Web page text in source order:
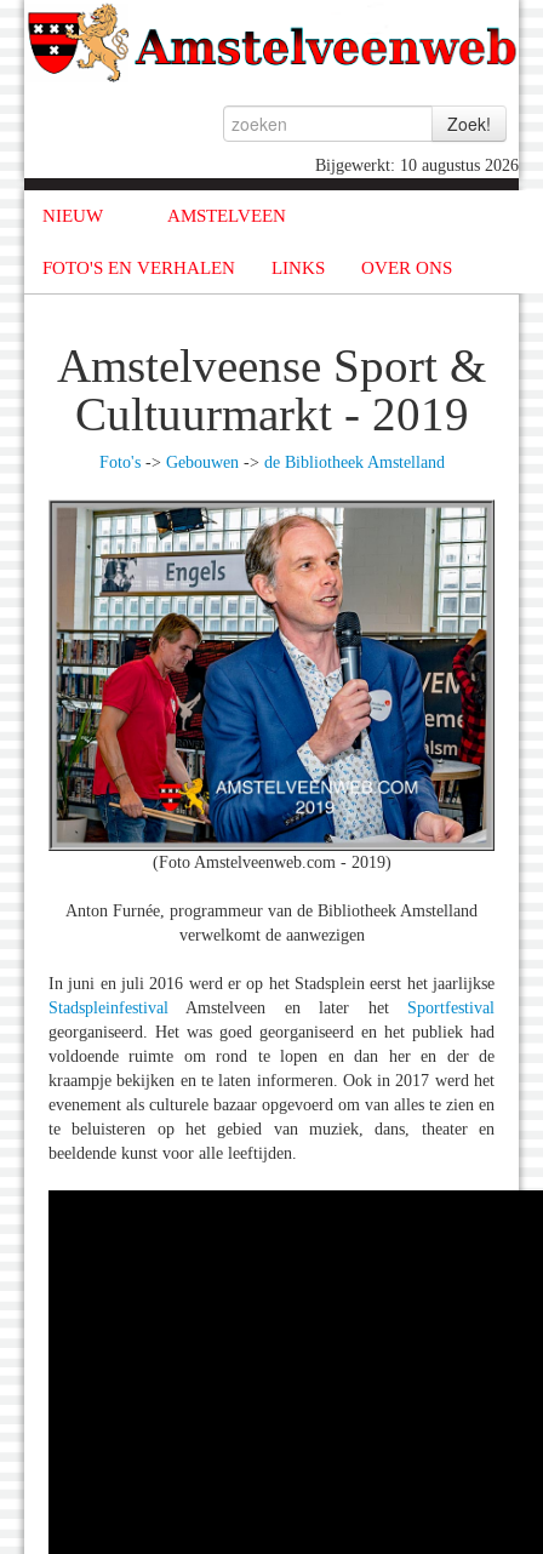
Bijgewerkt: 10 augustus 2026
NIEUW AMSTELVEEN
FOTO'S EN VERHALEN LINKS OVER ONS
Amstelveense Sport &
Cultuurmarkt - 2019
Foto's-> Gebouwen-> de Bibliotheek Amstelland
(Foto Amstelveenweb.com - 2019)
Anton Furnée, programmeur van de Bibliotheek Amstelland
verwelkomt de aanwezigen
In juni en juli 2016 werd er op het Stadsplein eerst het jaarlijkse
Stadspleinfestival
Amstelveen en later het Sportfestival
georganiseerd. Het was goed georganiseerd en het publiek had
voldoende ruimte om rond te lopen en dan her en der de
kraampje bekijken en te laten informeren. Ook in 2017 werd het
evenement als culturele bazaar opgevoerd om van alles te zien en
te beluisteren op het gebied van muziek, dans, theater en
beeldende kunst voor alle leeftijden.